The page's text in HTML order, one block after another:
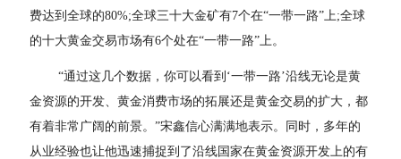
费达到全球的80%;全球三十大金矿有7个在“一带一路”上;全球
的十大黄金交易市场有6个处在“一带一路”上。
“通过这几个数据，你可以看到‘一带一路’沿线无论是黄
金资源的开发、黄金消费市场的拓展还是黄金交易的扩大，都
有着非常广阔的前景。”宋鑫信心满满地表示。同时，多年的
从业经验也让他迅速捕捉到了沿线国家在黄金资源开发上的有